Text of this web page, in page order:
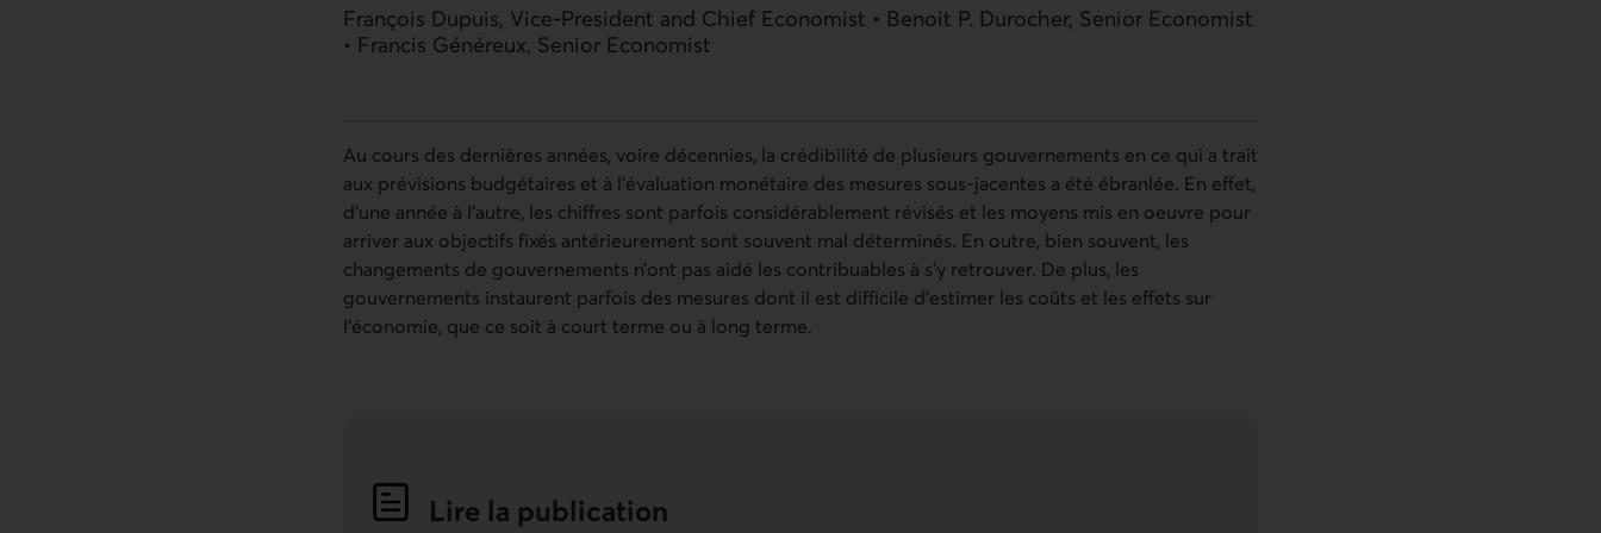
François Dupuis, Vice-President and Chief Economist • Benoit P. Durocher, Senior Economist
• Francis Généreux, Senior Economist
Au cours des dernières années, voire décennies, la crédibilité de plusieurs gouvernements en ce qui a trait
aux prévisions budgétaires et à l’évaluation monétaire des mesures sous-jacentes a été ébranlée. En effet,
d’une année à l’autre, les chiffres sont parfois considérablement révisés et les moyens mis en oeuvre pour
arriver aux objectifs fixés antérieurement sont souvent mal déterminés. En outre, bien souvent, les
changements de gouvernements n’ont pas aidé les contribuables à s’y retrouver. De plus, les
gouvernements instaurent parfois des mesures dont il est difficile d’estimer les coûts et les effets sur
l’économie, que ce soit à court terme ou à long terme.
Lire la publication